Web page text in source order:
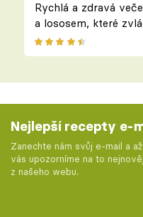
Rychlá a zdravá
a lososem, které
Nejlepší recepty e-
Zanechte nám svůj e-mail a
vás upozorníme na to
z našeho webu.